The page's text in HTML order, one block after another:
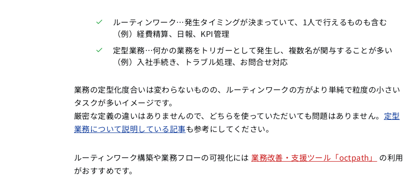
ルーティンワーク…発生タイミングが決まっていて、1人で行えるものも含む
（例）経費精算、日報、KPI管理
定型業務…何かの業務をトリガーとして発生し、複数名が関与することが多い
（例）入社手続き、トラブル処理、お問合せ対応
業務の定型化度合いは変わらないものの、ルーティンワークの方がより単純で粒度の小さい
タスクが多いイメージです。
厳密な定義の違いはありませんので、どちらを使っていただいても問題はありません。 定型
業務について説明している記事も参考にしてください。
ルーティンワーク構築や業務フローの可視化には 業務改善・支援ツール「octpath」
の利用
がおすすめです。